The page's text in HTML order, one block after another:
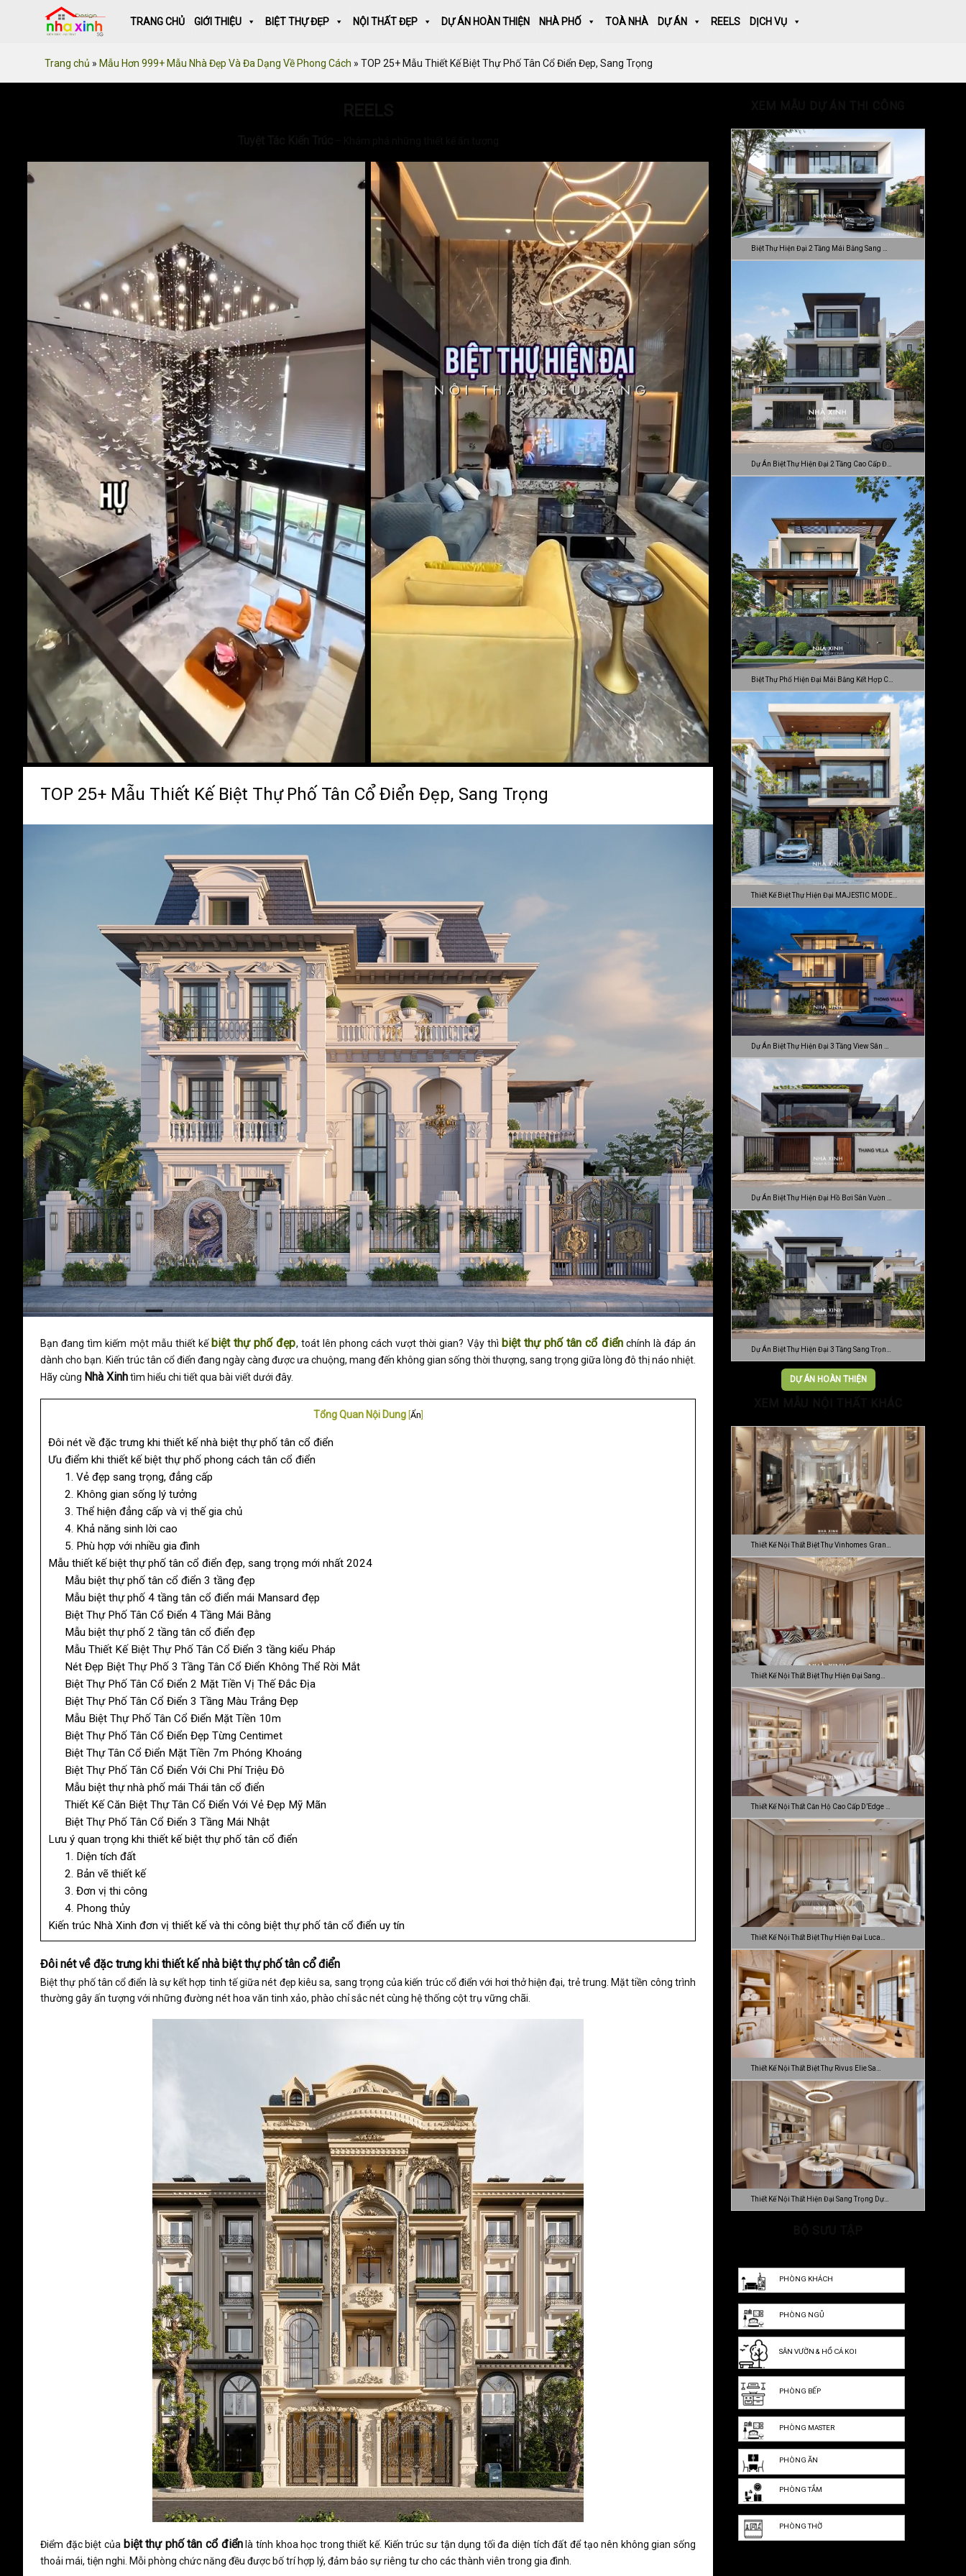
TRANG CHỦ GIỚI THIỆU BIỆT THỰ ĐẸP NỘI THẤT ĐẸP DỰ ÁN HOÀN THIỆN NHÀ PHỐ TOÀ NHÀ DỰ ÁN REELS DỊCH VỤ
Trang chủ » Mẫu Hơn 999+ Mẫu Nhà Đẹp Và Đa Dạng Về Phong Cách » TOP 25+ Mẫu Thiết Kế Biệt Thự Phố Tân Cổ Điển Đẹp, Sang Trọng
TOP 25+ Mẫu Thiết Kế Biệt Thự Phố Tân Cổ Điển Đẹp, Sang Trọng
Bạn đang tìm kiếm một mẫu thiết kế biệt thự phố đẹp, toát lên phong cách vượt thời gian? Vậy thì biệt thự phố tân cổ điểnchính là đáp án
dành cho bạn. Kiến trúc tân cổ điển đang ngày càng được ưa chuộng, mang đến không gian sống thời thượng, sang trọng giữa lòng đô thị náo nhiệt.
Hãy cùng Nhà Xinhtìm hiểu chi tiết qua bài viết dưới đây.
Tổng Quan Nội Dung Ẩn
Đôi nét về đặc trưng khi thiết kế nhà biệt thự phố tân cổ điển
Ưu điểm khi thiết kế biệt thự phố phong cách tân cổ điển
1. Vẻ đẹp sang trọng, đẳng cấp
2. Không gian sống lý tưởng
3. Thể hiện đẳng cấp và vị thế gia chủ
4. Khả năng sinh lời cao
5. Phù hợp với nhiều gia đình
Mẫu thiết kế biệt thự phố tân cổ điển đẹp, sang trọng mới nhất 2024
Mẫu biệt thự phố tân cổ điển 3 tầng đẹp
Mẫu biệt thự phố 4 tầng tân cổ điển mái Mansard đẹp
Biệt Thự Phố Tân Cổ Điển 4 Tầng Mái Bằng
Mẫu biệt thự phố 2 tầng tân cổ điển đẹp
Mẫu Thiết Kế Biệt Thự Phố Tân Cổ Điển 3 tầng kiểu Pháp
Nét Đẹp Biệt Thự Phố 3 Tầng Tân Cổ Điển Không Thể Rời Mắt
Biệt Thự Phố Tân Cổ Điển 2 Mặt Tiền Vị Thế Đắc Địa
Biệt Thự Phố Tân Cổ Điển 3 Tầng Màu Trắng Đẹp
Mẫu Biệt Thự Phố Tân Cổ Điển Mặt Tiền 10m
Biệt Thự Phố Tân Cổ Điển Đẹp Từng Centimet
Biệt Thự Tân Cổ Điển Mặt Tiền 7m Phóng Khoáng
Biệt Thự Phố Tân Cổ Điển Với Chi Phí Triệu Đô
Mẫu biệt thự nhà phố mái Thái tân cổ điển
Thiết Kế Căn Biệt Thự Tân Cổ Điển Với Vẻ Đẹp Mỹ Mãn
Biệt Thự Phố Tân Cổ Điển 3 Tầng Mái Nhật
Lưu ý quan trọng khi thiết kế biệt thự phố tân cổ điển
1. Diện tích đất
2. Bản vẽ thiết kế
3. Đơn vị thi công
4. Phong thủy
Kiến trúc Nhà Xinh đơn vị thiết kế và thi công biệt thự phố tân cổ điển uy tín
Đôi nét về đặc trưng khi thiết kế nhà biệt thự phố tân cổ điển
Biệt thự phố tân cổ điển là sự kết hợp tinh tế giữa nét đẹp kiêu sa, sang trọng của kiến trúc cổ điển với hơi thở hiện đại, trẻ trung. Mặt tiền công trình
thường gây ấn tượng với những đường nét hoa văn tinh xảo, phào chỉ sắc nét cùng hệ thống cột trụ vững chãi.
Điểm đặc biệt của biệt thự phố tân cổ điểnlà tính khoa học trong thiết kế. Kiến trúc sư tận dụng tối đa diện tích đất để tạo nên không gian sống
thoải mái, tiện nghi. Mỗi phòng chức năng đều được bố trí hợp lý, đảm bảo sự riêng tư cho các thành viên trong gia đình.
Biệt Thự Hiện Đại 2 Tầng Mái Bằng Sang …
Dự Án Biệt Thự Hiện Đại 2 Tầng Cao Cấp Đ…
Biệt Thự Phố Hiện Đại Mái Bằng Kết Hợp C…
Thiết Kế Biệt Thự Hiện Đại MAJESTIC MODE…
Dự Án Biệt Thự Hiện Đại 3 Tầng View Sân …
Dự Án Biệt Thự Hiện Đại Hồ Bơi Sân Vườn …
Dự Án Biệt Thự Hiện Đại 3 Tầng Sang Trọn…
DỰ ÁN HOÀN THIỆN
Thiết Kế Nội Thất Biệt Thự Vinhomes Gran…
Thiết Kế Nội Thất Biệt Thự Hiện Đại Sang…
Thiết Kế Nội Thất Căn Hộ Cao Cấp D’Edge …
Thiết Kế Nội Thất Biệt Thự Hiện Đại Luca…
Thiết Kế Nội Thất Biệt Thự Rivus Elie Sa…
Thiết Kế Nội Thất Hiện Đại Sang Trọng Dự…
PHÒNG KHÁCH
PHÒNG NGỦ
SÂN VƯỜN & HỒ CÁ KOI
PHÒNG BẾP
PHÒNG MASTER
PHÒNG ĂN
PHÒNG TẮM
PHÒNG THỜ